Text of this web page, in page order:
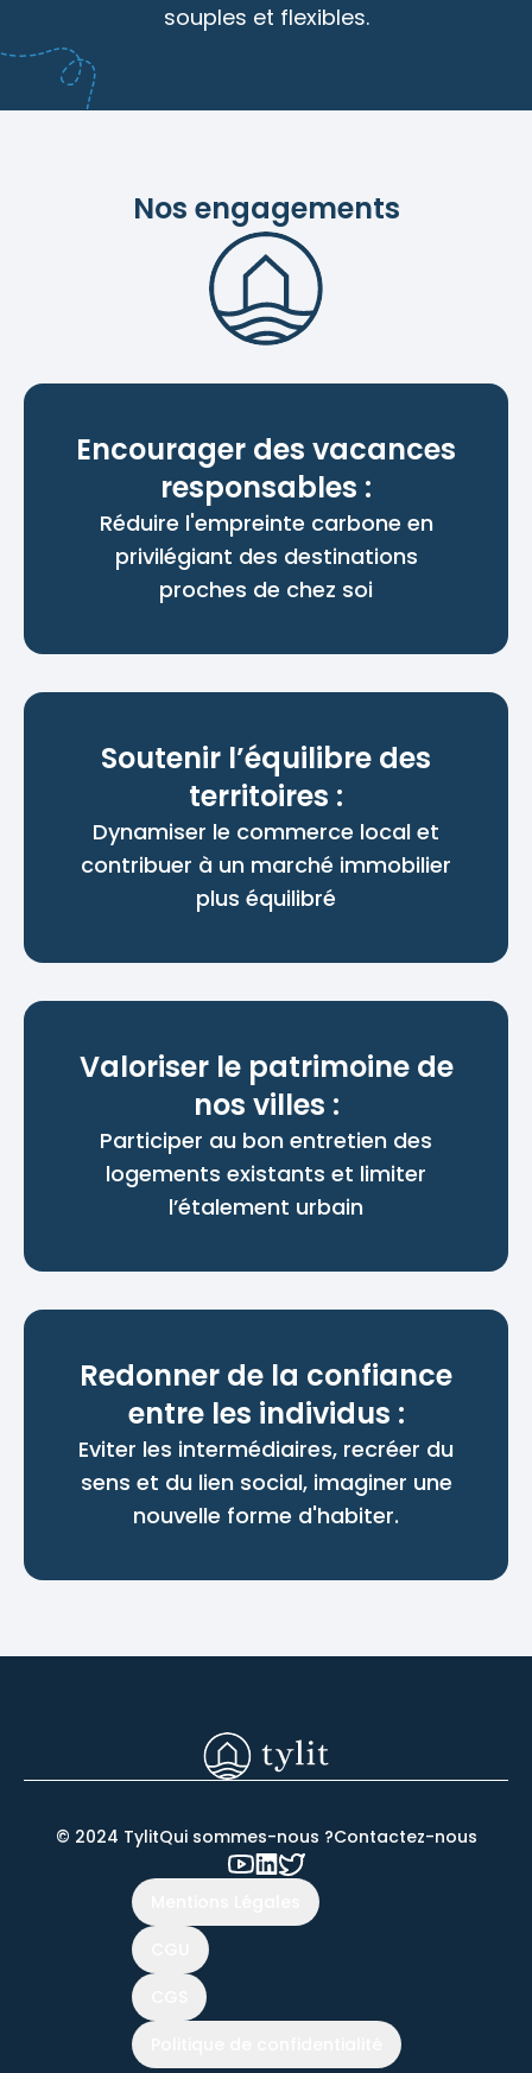
souples et flexibles.
Nos engagements
Encourager des vacances
responsables :
Réduire l'empreinte carbone en
privilégiant des destinations
proches de chez soi
Soutenir l’équilibre des
territoires :
Dynamiser le commerce local et
contribuer à un marché immobilier
plus équilibré
Valoriser le patrimoine de
nos villes :
Participer au bon entretien des
logements existants et limiter
l’étalement urbain
Redonner de la confiance
entre les individus :
Eviter les intermédiaires, recréer du
sens et du lien social, imaginer une
nouvelle forme d'habiter.
© 2024 TylitQui sommes-nous ?Contactez-nous